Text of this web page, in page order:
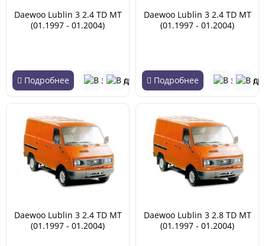
Daewoo Lublin 3 2.4 TD MT
(01.1997 - 01.2004)
Подробнее
Daewoo Lublin 3 2.4 TD MT
(01.1997 - 01.2004)
Подробнее
Daewoo Lublin 3 2.4 TD MT
(01.1997 - 01.2004)
Daewoo Lublin 3 2.8 TD MT
(01.1997 - 01.2004)